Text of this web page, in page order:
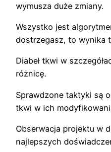
wymusza duże zmiany.
Wszystko jest
dostrzegasz, to wynika
Diabeł tkwi w
różnicę.
Sprawdzone taktyki są
tkwi w ich
Obserwacja projektu w
najlepszych